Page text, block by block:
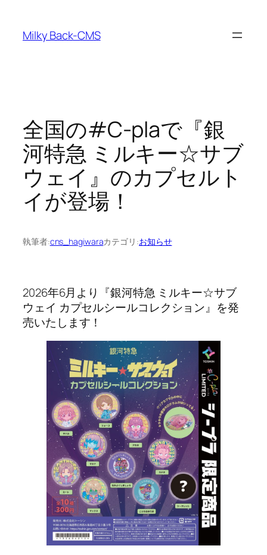
Milky Back-CMS
全国の#C-plaで『銀
河特急 ミルキー☆サブ
ウェイ』のカプセルト
イが登場！
執筆者:cns_hagiwaraカテゴリ:お知らせ
2026年6月より『銀河特急 ミルキー☆サブ
ウェイ カプセルシールコレクション』を発
売いたします！